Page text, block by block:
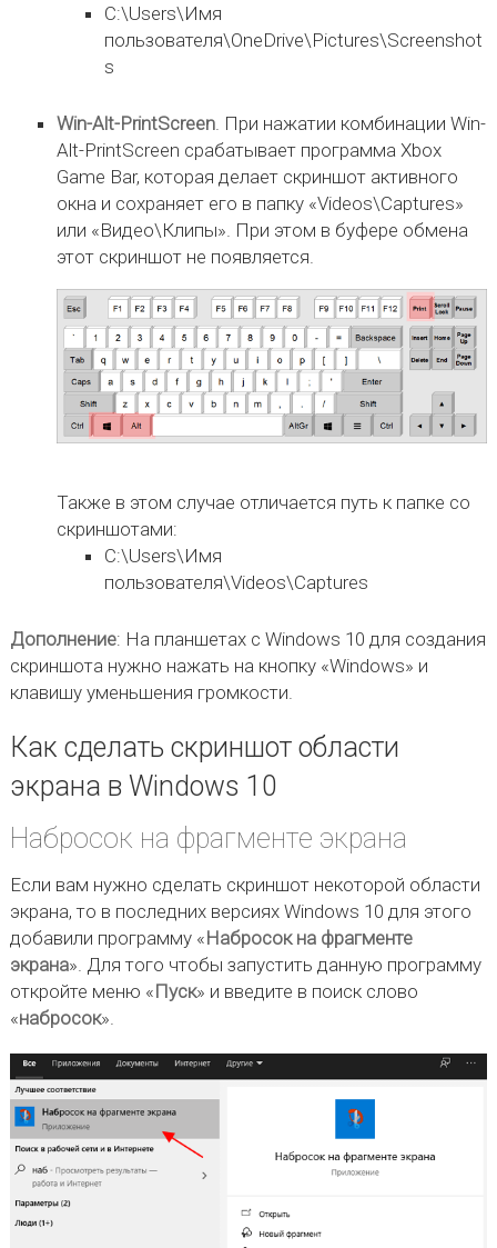
C:\Users\Имя
пользователя\OneDrive\Pictures\Screenshot
s
Win-Alt-PrintScreen . При нажатии комбинации Win-
Alt-PrintScreen срабатывает программа Xbox
Game Bar, которая делает скриншот активного
окна и сохраняет его в папку «Videos\Captures»
или «Видео\Клипы». При этом в буфере обмена
этот скриншот не появляется.
Также в этом случае отличается путь к папке со
скриншотами:
C:\Users\Имя
пользователя\Videos\Captures
Дополнение: На планшетах с Windows 10 для создания
скриншота нужно нажать на кнопку «Windows» и
клавишу уменьшения громкости.
Как сделать скриншот области
экрана в Windows 10
Набросок на фрагменте экрана
Если вам нужно сделать скриншот некоторой области
экрана, то в последних версиях Windows 10 для этого
добавили программу «Набросок на фрагменте
экрана». Для того чтобы запустить данную программу
откройте меню «Пуск» и введите в поиск слово
«набросок».